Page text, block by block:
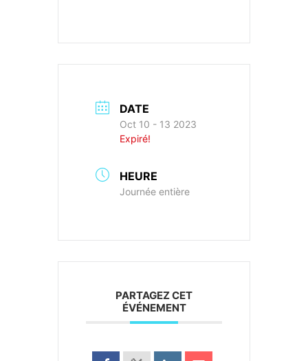
DATE
Oct 10 - 13 2023
Expiré!
HEURE
Journée entière
PARTAGEZ CET
ÉVÉNEMENT